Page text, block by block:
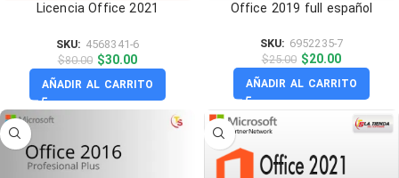
Licencia Office 2021
SKU: 4568341-6
$80.00 $30.00
AÑADIR AL CARRITO
Office 2019 full español
SKU: 6952235-7
$25.00 $20.00
AÑADIR AL CARRITO